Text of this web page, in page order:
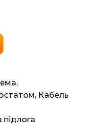
,
, Кабель